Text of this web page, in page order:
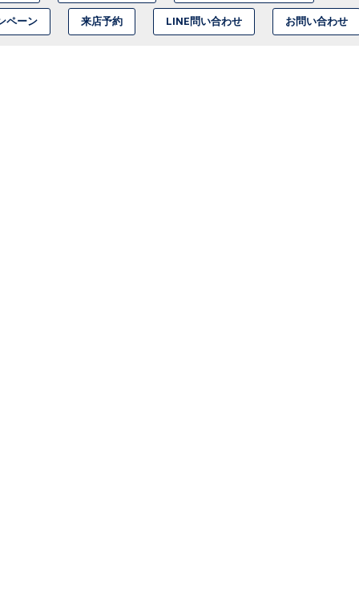
ペーン 来店予約 LINE問い合わせ お問い合わせ